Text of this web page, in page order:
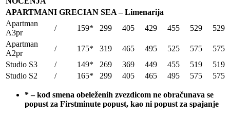
APARTMANI GRECIAN SEA – Limenarija
Apartman
A3pr
/ 159* 299 405 429 455 529
529
Apartman
A2pr
/ 175* 319 465 495 525 575
575
Studio S3
/ 149* 269 369 449 455 519
519
Studio S2
/ 165* 299 405 465 495 575 575
* – kod smena obeleženih zvezdicom ne obračunava se
popust za Firstminute popust, kao ni popust za spajanje